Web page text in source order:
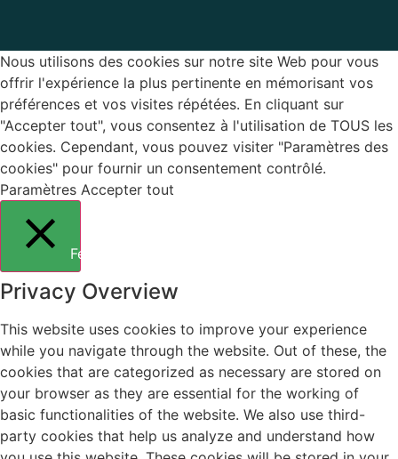
Nous utilisons des cookies sur notre site Web pour vous
offrir l'expérience la plus pertinente en mémorisant vos
préférences et vos visites répétées. En cliquant sur
"Accepter tout", vous consentez à l'utilisation de TOUS les
cookies. Cependant, vous pouvez visiter "Paramètres des
cookies" pour fournir un consentement contrôlé.
Paramètres Accepter tout
Fermer
Privacy Overview
This website uses cookies to improve your experience
while you navigate through the website. Out of these, the
cookies that are categorized as necessary are stored on
your browser as they are essential for the working of
basic functionalities of the website. We also use third-
party cookies that help us analyze and understand how